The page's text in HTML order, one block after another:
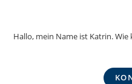
Hallo, mein Name ist Katrin.